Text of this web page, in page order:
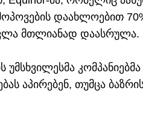
დაახლოებით
მთლიანად დაასრულა.
უმსხვილესმა
აპირებენ, თუმცა